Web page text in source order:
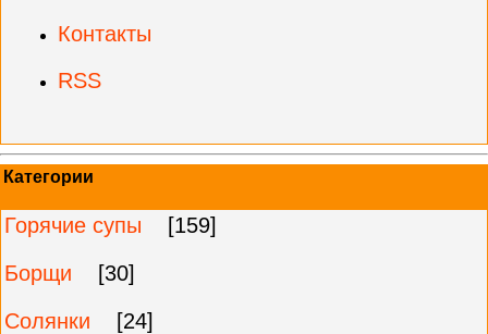
Контакты
RSS
Категории
Горячие супы
[159]
Борщи
[30]
Солянки
[24]